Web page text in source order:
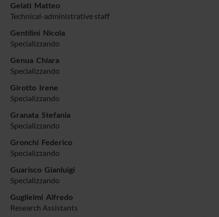
Gelati Matteo
Technical-administrative staff
Gentilini Nicola
Specializzando
Genua Chiara
Specializzando
Girotto Irene
Specializzando
Granata Stefania
Specializzando
Gronchi Federico
Specializzando
Guarisco Gianluigi
Specializzando
Guglielmi Alfredo
Research Assistants